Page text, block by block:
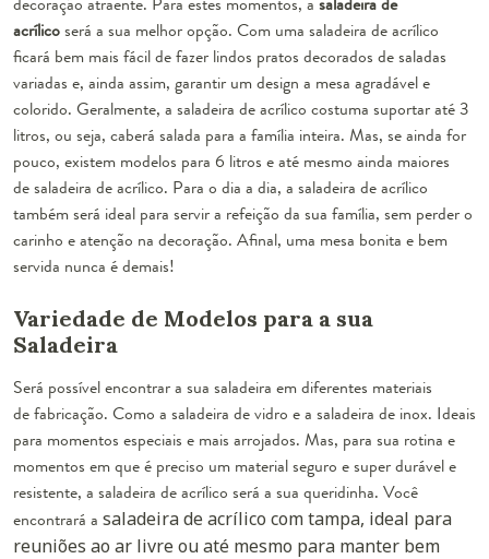
acrílicoserá a sua melhor opção. Com uma saladeira de acrílico
ficará bem mais fácil de fazer lindos pratos decorados de saladas
variadas e, ainda assim, garantir um design a mesa agradável e
colorido. Geralmente, a saladeira de acrílico costuma suportar até 3
litros, ou seja, caberá salada para a família inteira. Mas, se ainda for
pouco, existem modelos para 6 litros e até mesmo ainda maiores
de saladeira de acrílico. Para o dia a dia, a saladeira de acrílico
também será ideal para servir a refeição da sua família, sem perder o
carinho e atenção na decoração. Afinal, uma mesa bonita e bem
servida nunca é demais!
Variedade de Modelos para a sua
Saladeira
Será possível encontrar a sua saladeira em diferentes materiais
de fabricação. Como a saladeira de vidro e a saladeira de inox. Ideais
para momentos especiais e mais arrojados. Mas, para sua rotina e
momentos em que é preciso um material seguro e super durável e
resistente, a saladeira de acrílico será a sua queridinha. Você
encontrará a saladeira de acrílico com tampa, ideal para
reuniões ao ar livre ou até mesmo para manter bem